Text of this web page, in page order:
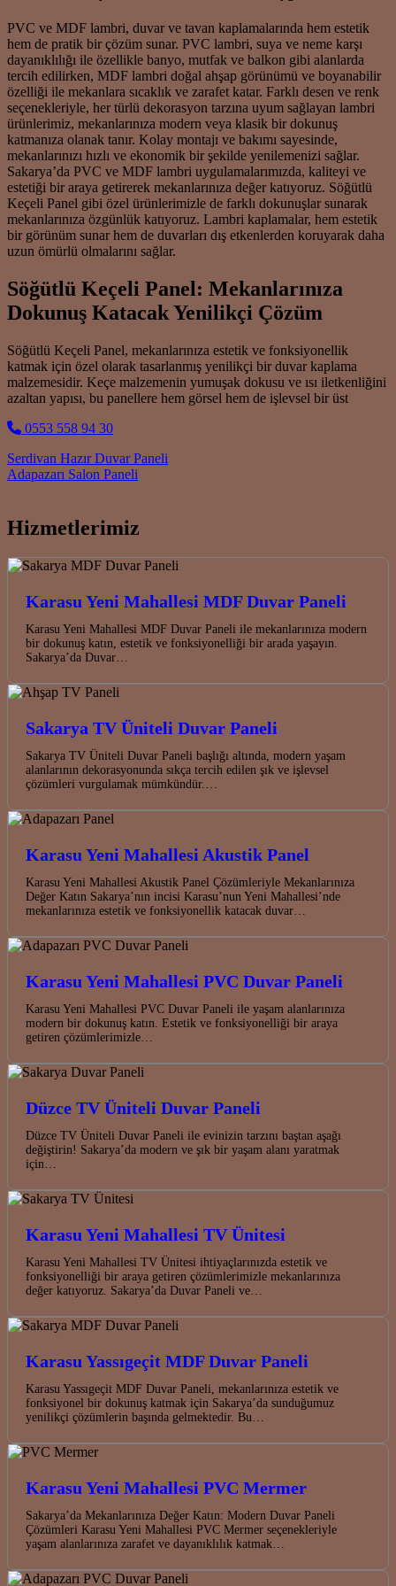
PVC ve MDF lambri, duvar ve tavan kaplamalarında hem estetik
hem de pratik bir çözüm sunar. PVC lambri, suya ve neme karşı
dayanıklılığı ile özellikle banyo, mutfak ve balkon gibi alanlarda
tercih edilirken, MDF lambri doğal ahşap görünümü ve boyanabilir
özelliği ile mekanlara sıcaklık ve zarafet katar. Farklı desen ve renk
seçenekleriyle, her türlü dekorasyon tarzına uyum sağlayan lambri
ürünlerimiz, mekanlarınıza modern veya klasik bir dokunuş
katmanıza olanak tanır. Kolay montajı ve bakımı sayesinde,
mekanlarınızı hızlı ve ekonomik bir şekilde yenilemenizi sağlar.
Sakarya’da PVC ve MDF lambri uygulamalarımızda, kaliteyi ve
estetiği bir araya getirerek mekanlarınıza değer katıyoruz. Söğütlü
Keçeli Panel gibi özel ürünlerimizle de farklı dokunuşlar sunarak
mekanlarınıza özgünlük katıyoruz. Lambri kaplamalar, hem estetik
bir görünüm sunar hem de duvarları dış etkenlerden koruyarak daha
uzun ömürlü olmalarını sağlar.
Söğütlü Keçeli Panel: Mekanlarınıza
Dokunuş Katacak Yenilikçi Çözüm
Söğütlü Keçeli Panel, mekanlarınıza estetik ve fonksiyonellik
katmak için özel olarak tasarlanmış yenilikçi bir duvar kaplama
malzemesidir. Keçe malzemenin yumuşak dokusu ve ısı iletkenliğini
azaltan yapısı, bu panellere hem görsel hem de işlevsel bir üst
0553 558 94 30
Post navigation
Serdivan Hazır Duvar Paneli
Adapazarı Salon Paneli
Hizmetlerimiz
Karasu Yeni Mahallesi MDF Duvar Paneli
Karasu Yeni Mahallesi MDF Duvar Paneli ile mekanlarınıza modern
bir dokunuş katın, estetik ve fonksiyonelliği bir arada yaşayın.
Sakarya’da Duvar…
Sakarya TV Üniteli Duvar Paneli
Sakarya TV Üniteli Duvar Paneli başlığı altında, modern yaşam
alanlarının dekorasyonunda sıkça tercih edilen şık ve işlevsel
çözümleri vurgulamak mümkündür.…
Karasu Yeni Mahallesi Akustik Panel
Karasu Yeni Mahallesi Akustik Panel Çözümleriyle Mekanlarınıza
Değer Katın Sakarya’nın incisi Karasu’nun Yeni Mahallesi’nde
mekanlarınıza estetik ve fonksiyonellik katacak duvar…
Karasu Yeni Mahallesi PVC Duvar Paneli
Karasu Yeni Mahallesi PVC Duvar Paneli ile yaşam alanlarınıza
modern bir dokunuş katın. Estetik ve fonksiyonelliği bir araya
getiren çözümlerimizle…
Düzce TV Üniteli Duvar Paneli
Düzce TV Üniteli Duvar Paneli ile evinizin tarzını baştan aşağı
değiştirin! Sakarya’da modern ve şık bir yaşam alanı yaratmak
için…
Karasu Yeni Mahallesi TV Ünitesi
Karasu Yeni Mahallesi TV Ünitesi ihtiyaçlarınızda estetik ve
fonksiyonelliği bir araya getiren çözümlerimizle mekanlarınıza
değer katıyoruz. Sakarya’da Duvar Paneli ve…
Karasu Yassıgeçit MDF Duvar Paneli
Karasu Yassıgeçit MDF Duvar Paneli, mekanlarınıza estetik ve
fonksiyonel bir dokunuş katmak için Sakarya’da sunduğumuz
yenilikçi çözümlerin başında gelmektedir. Bu…
Karasu Yeni Mahallesi PVC Mermer
Sakarya’da Mekanlarınıza Değer Katın: Modern Duvar Paneli
Çözümleri Karasu Yeni Mahallesi PVC Mermer seçenekleriyle
yaşam alanlarınıza zarafet ve dayanıklılık katmak…